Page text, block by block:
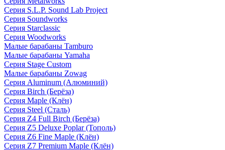
Серия S.L.P. Sound Lab Project
Серия Soundworks
Серия Starclassic
Серия Woodworks
Малые барабаны Tamburo
Малые барабаны Yamaha
Серия Stage Custom
Малые барабаны Zowag
Серия Aluminum (Алюминий)
Серия Birch (Берёза)
Серия Maple (Клён)
Серия Steel (Сталь)
Серия Z4 Full Birch (Берёза)
Серия Z5 Deluxe Poplar (Тополь)
Серия Z6 Fine Maple (Клён)
Серия Z7 Premium Maple (Клён)